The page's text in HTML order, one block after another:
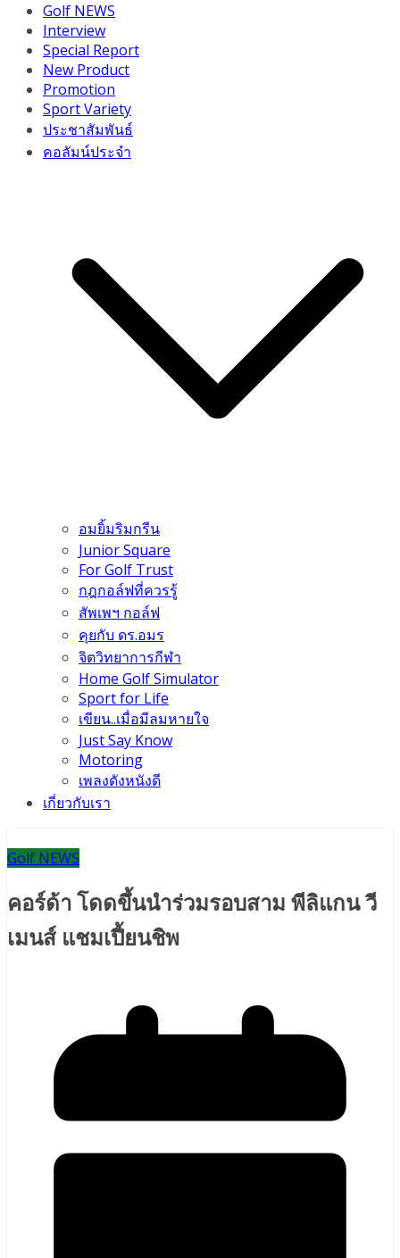
Golf NEWS
Interview
Special Report
New Product
Promotion
Sport Variety
ประชาสัมพันธ์
คอลัมน์ประจำ
อมยิ้มริมกรีน
Junior Square
For Golf Trust
กฎกอล์ฟที่ควรรู้
สัพเพฯ กอล์ฟ
คุยกับ ดร.อมร
จิตวิทยาการกีฬา
Home Golf Simulator
Sport for Life
เขียน..เมื่อมีลมหายใจ
Just Say Know
Motoring
เพลงดังหนังดี
เกี่ยวกับเรา
Golf NEWS
คอร์ด้า โดดขึ้นนำร่วมรอบสาม พีลิแกน วี
เมนส์ แชมเปี้ยนชิพ